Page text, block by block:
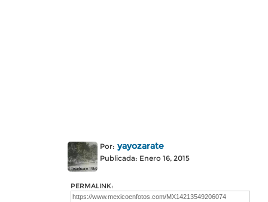
Por: yayozarate
Publicada: Enero 16, 2015
PERMALINK: